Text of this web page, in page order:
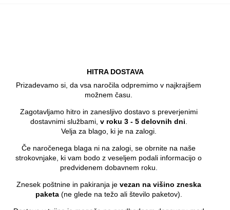
HITRA DOSTAVA
Prizadevamo si, da vsa naročila odpremimo v najkrajšem
možnem času.
Zagotavljamo hitro in zanesljivo dostavo s preverjenimi
dostavnimi službami, v roku 3 - 5 delovnih dni
Velja za blago, ki je na zalogi.
Če naročenega blaga ni na zalogi, se obrnite na naše
strokovnjake, ki vam bodo z veseljem podali informacijo o
predvidenem dobavnem roku.
Znesek poštnine in pakiranja je vezan na višino zneska
paketa(ne glede na težo ali število paketov).